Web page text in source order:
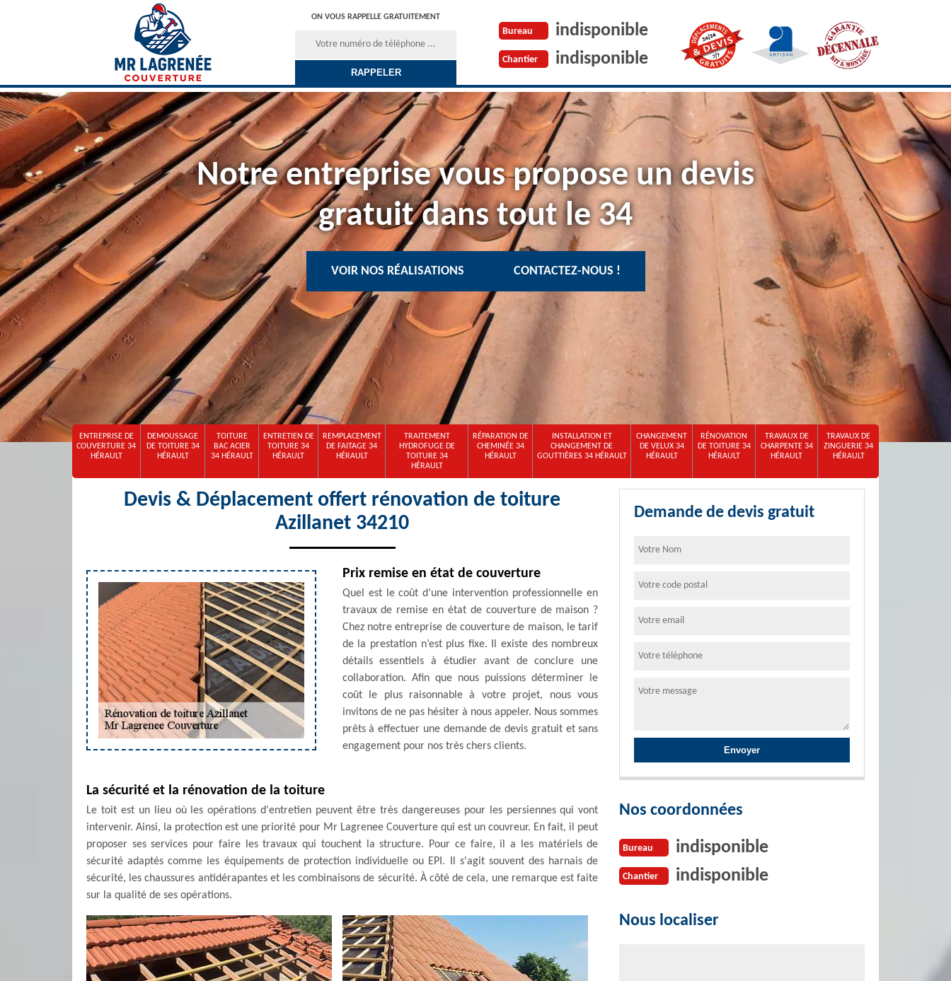
ON VOUS RAPPELLE GRATUITEMENT
Bureau indisponible
Chantier indisponible
Notre entreprise vous propose un devis
gratuit dans tout le 34
VOIR NOS RÉALISATIONS CONTACTEZ-NOUS !
ENTREPRISE DE
COUVERTURE 34
HÉRAULT
DEMOUSSAGE
DE TOITURE 34
HÉRAULT
TOITURE
BAC ACIER
34 HÉRAULT
ENTRETIEN DE
TOITURE 34
HÉRAULT
REMPLACEMENT
DE FAITAGE 34
HÉRAULT
TRAITEMENT
HYDROFUGE DE
TOITURE 34
HÉRAULT
RÉPARATION DE
CHEMINÉE 34
HÉRAULT
INSTALLATION ET
CHANGEMENT DE
GOUTTIÈRES 34 HÉRAULT
CHANGEMENT
DE VELUX 34
HÉRAULT
RÉNOVATION
DE TOITURE 34
HÉRAULT
TRAVAUX DE
CHARPENTE 34
HÉRAULT
TRAVAUX DE
ZINGUERIE 34
HÉRAULT
Devis & Déplacement offert rénovation de toiture
Azillanet 34210
Prix remise en état de couverture
Quel est le coût d’une intervention professionnelle en
travaux de remise en état de couverture de maison ?
Chez notre entreprise de couverture de maison, le tarif
de la prestation n’est plus fixe. Il existe des nombreux
détails essentiels à étudier avant de conclure une
collaboration. Afin que nous puissions déterminer le
coût le plus raisonnable à votre projet, nous vous
invitons de ne pas hésiter à nous appeler. Nous sommes
prêts à effectuer une demande de devis gratuit et sans
engagement pour nos très chers clients.
La sécurité et la rénovation de la toiture
Le toit est un lieu où les opérations d'entretien peuvent être très dangereuses pour les persiennes qui vont
intervenir. Ainsi, la protection est une priorité pour Mr Lagrenee Couverture qui est un couvreur. En fait, il peut
proposer ses services pour faire les travaux qui touchent la structure. Pour ce faire, il a les matériels de
sécurité adaptés comme les équipements de protection individuelle ou EPI. Il s'agit souvent des harnais de
sécurité, les chaussures antidérapantes et les combinaisons de sécurité. À côté de cela, une remarque est faite
sur la qualité de ses opérations.
Demande de devis gratuit
Nos coordonnées
Bureau indisponible
Chantier indisponible
Nous localiser